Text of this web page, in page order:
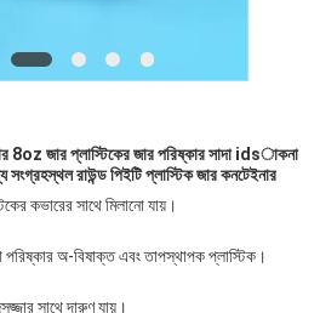
8oz জার প্লাস্টিকের জার পরিষ্কার সাদা idsাকনা
সংগ্রহস্থল রাউন্ড পিইটি প্লাস্টিক জার কনটেইনার
কভারের সাথে মিলানো যায়।
পরিষ্কার অ-বিষাক্ত এবং তাপস্থাপক প্লাস্টিক।
সাথে দারুণ যায়।